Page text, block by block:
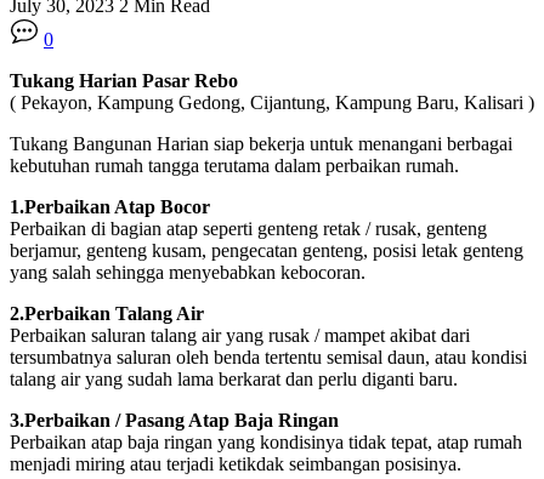
July 30, 2023 2 Min Read
0
Tukang Harian Pasar Rebo
( Pekayon, Kampung Gedong, Cijantung, Kampung Baru, Kalisari )
Tukang Bangunan Harian siap bekerja untuk menangani berbagai
kebutuhan rumah tangga terutama dalam perbaikan rumah.
1.Perbaikan Atap Bocor
Perbaikan di bagian atap seperti genteng retak / rusak, genteng
berjamur, genteng kusam, pengecatan genteng, posisi letak genteng
yang salah sehingga menyebabkan kebocoran.
2.Perbaikan Talang Air
Perbaikan saluran talang air yang rusak / mampet akibat dari
tersumbatnya saluran oleh benda tertentu semisal daun, atau kondisi
talang air yang sudah lama berkarat dan perlu diganti baru.
3.Perbaikan / Pasang Atap Baja Ringan
Perbaikan atap baja ringan yang kondisinya tidak tepat, atap rumah
menjadi miring atau terjadi ketikdak seimbangan posisinya.